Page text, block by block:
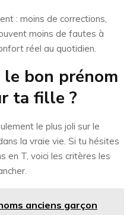
: moins de corrections,
moins de fautes à
réel au quotidien.
bon prénom
ta fille ?
le plus joli sur le
la vraie vie. Si tu hésites
en T, voici les critères les
anciens garçon